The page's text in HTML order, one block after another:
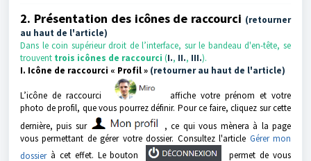
2. Présentation des icônes de raccourci (retourner
au haut de l'article)
Dans le coin supérieur droit de l’interface, sur le bandeau d'en-tête, se
trouvent trois icônes de raccourci (I., II., III.).
I. Icône de raccourci « Profil » (retourner au haut de l'article)
L’icône de raccourci
affiche votre prénom et votre
photo de profil, que vous pourrez définir. Pour ce faire, cliquez sur cette
dernière, puis sur
, ce qui vous mènera à la page
vous permettant de gérer votre dossier. Consultez l'article Gérer mon
dossierà cet effet. Le bouton permet de vous